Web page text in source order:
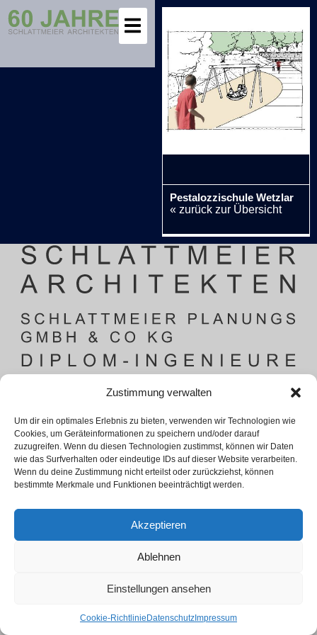
Zustimmung verwalten
Um dir ein optimales Erlebnis zu bieten, verwenden wir Technologien wie
Cookies, um Geräteinformationen zu speichern und/oder darauf
zuzugreifen. Wenn du diesen Technologien zustimmst, können wir Daten
wie das Surfverhalten oder eindeutige IDs auf dieser Website verarbeiten.
Wenn du deine Zustimmung nicht erteilst oder zurückziehst, können
bestimmte Merkmale und Funktionen beeinträchtigt werden.
Akzeptieren
Ablehnen
Einstellungen ansehen
Cookie-Richtlinie Datenschutz Impressum
Pestalozzischule Wetzlar
« zurück zur Übersicht